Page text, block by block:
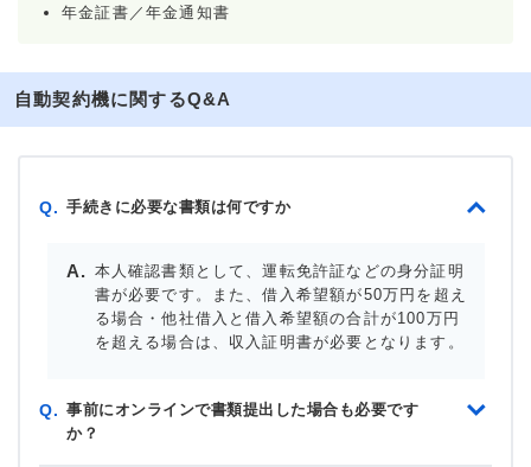
年金証書／年金通知書
自動契約機に関するQ&A
Q. 手続きに必要な書類は何ですか
本人確認書類として、運転免許証などの身分証明
書が必要です。また、借入希望額が50万円を超え
る場合・他社借入と借入希望額の合計が100万円
を超える場合は、収入証明書が必要となります。
Q. 事前にオンラインで書類提出した場合も必要です
か？